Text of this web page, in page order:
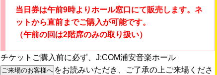
当日券は午前9時よりホール窓口にて販売します。ネ
ットから直前までご購入が可能です。
（午前の回は2階席のみの取り扱い）
チケットご購入前に必ず、J:COM浦安音楽ホール
をお読みいただき、ご了承の上ご来場くださ